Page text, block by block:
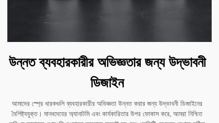
উন্নত ব্যবহারকারীর অভিজ্ঞতার জন্য উদ্ভাবনী
ডিজাইন
আমাদের স্প্রে ধারকগুলি ব্যবহারকারীর অভিজ্ঞতা উন্নত করার জন্য উদ্ভাবনী ডিজাইনের
বৈশিষ্ট্যযুক্ত। মানবদেহের অ্যানাটমি এবং কার্যকারিতার উপর ফোকাস করে, আমরা নিশ্চিত